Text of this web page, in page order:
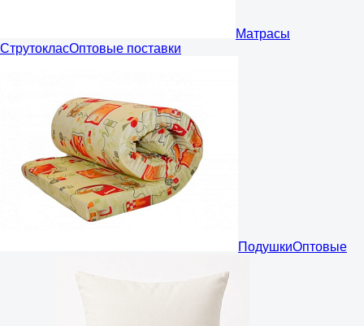
Матрасы
СтрутокласОптовые поставки
ПодушкиОптовые